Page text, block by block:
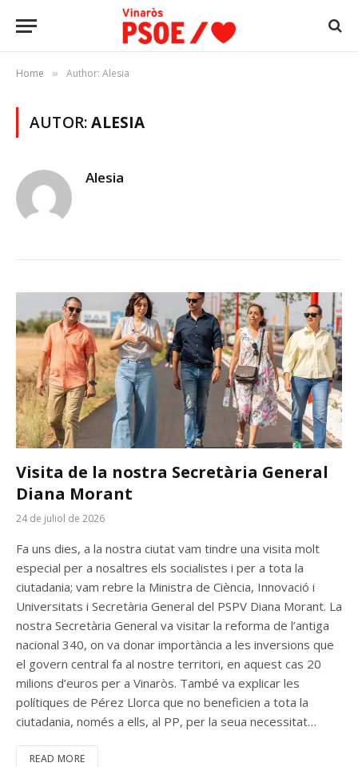
Home » Author: Alesia
AUTOR:ALESIA
Alesia
Visita de la nostra Secretària General
Diana Morant
24 de juliol de 2026
Fa uns dies, a la nostra ciutat vam tindre una visita molt
especial per a nosaltres els socialistes i per a tota la
ciutadania; vam rebre la Ministra de Ciència, Innovació i
Universitats i Secretària General del PSPV Diana Morant. La
nostra Secretària General va visitar la reforma de l’antiga
nacional 340, on va donar importància a les inversions que
el govern central fa al nostre territori, en aquest cas 20
milions d’euros per a Vinaròs. També va explicar les
polítiques de Pérez Llorca que no beneficien a tota la
ciutadania, només a ells, al PP, per la seua necessitat…
READ MORE